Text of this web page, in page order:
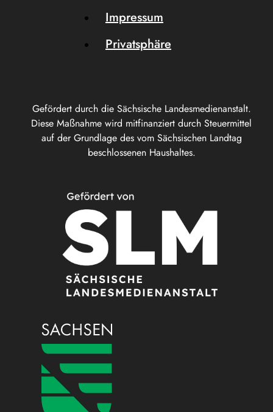
Gefördert durch die Sächsische Landesmedienanstalt.
Diese Maßnahme wird mitfinanziert durch Steuermittel
auf der Grundlage des vom Sächsischen Landtag
beschlossenen Haushaltes.
Impressum
Privatsphäre